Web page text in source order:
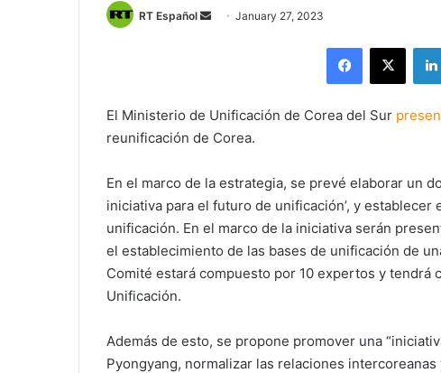
RT Español
Send January 27, 2023
Facebook
X
El Ministerio de Unificación de Corea del Sur
reunificación de Corea.
En el marco de la estrategia, se prevé elaborar un
iniciativa para el futuro de unificación’, y
unificación. En el marco de la iniciativa serán
el establecimiento de las bases de unificación de
Comité estará compuesto por 10 expertos y tendrá
Unificación.
Además de esto, se propone promover una
Pyongyang, normalizar las relaciones